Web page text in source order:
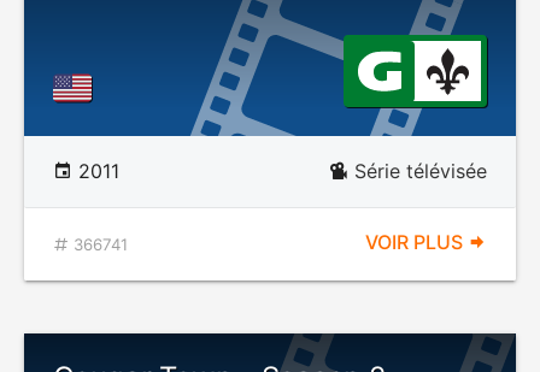
2011 Série télévisée
366741 VOIR PLUS